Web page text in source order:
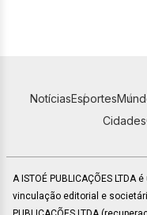
NotíciasEsportes
Cidades
A ISTOÉ PUBLICAÇÕES
vinculação editorial e